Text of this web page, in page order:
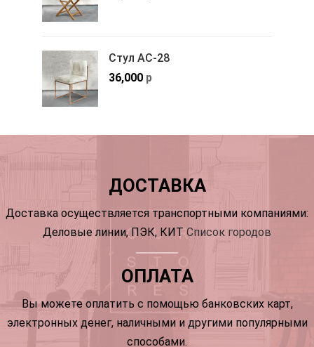
Стул АС-28
36,000 р
ДОСТАВКА
Доставка осуществляется транспортными компаниями:
Деловые линии, ПЭК, КИТ Список городов
ОПЛАТА
Вы можете оплатить с помощью банковских карт,
электронных денег, наличными и другими популярными
способами.